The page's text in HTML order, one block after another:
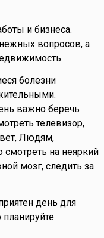
и бизнеса.
вопросов, а
болезни
важно беречь
телевизор,
Людям,
на неяркий
мозг, следить за
день для